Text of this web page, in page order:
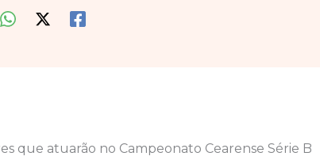
que atuarão no Campeonato Cearense Série B